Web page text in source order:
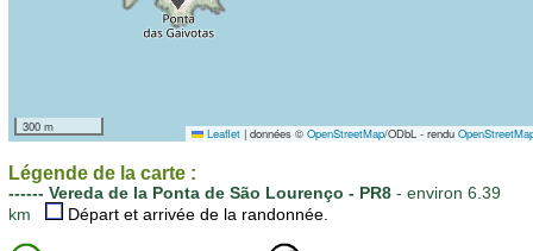
300 m Leaflet |données © OpenStreetMap/ODbL - rendu
Légende de la carte :
------ Vereda de la Ponta de São Lourenço - PR8- environ 6.39
km
Départ et arrivée de la randonnée.